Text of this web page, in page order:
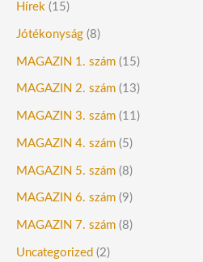
Hírek (15)
Jótékonyság (8)
MAGAZIN 1. szám (15)
MAGAZIN 2. szám (13)
MAGAZIN 3. szám (11)
MAGAZIN 4. szám (5)
MAGAZIN 5. szám (8)
MAGAZIN 6. szám (9)
MAGAZIN 7. szám (8)
Uncategorized (2)